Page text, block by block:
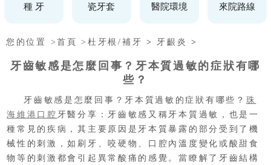
種 牙 瓷牙套 醫院環境 來院路線
您的位置 >首頁 >杜牙根/補牙 > 牙齦炎 >
牙齒敏感是怎麼回事？牙本質過敏的症狀有哪
些？
牙齒敏感是怎麼回事？牙本質過敏的症狀有哪些？ 珠
海維港口腔 牙醫分享：牙齒敏感又稱牙本質過敏，也是一
種常見的疾病，其主要原因是牙本質暴露的部分受到了機
械性的刺激，如刷牙、咬硬物、口腔內溫度變化或酸甜食
物等的刺激都會引起異常酸痛的感覺。當瞭解了牙齒結構